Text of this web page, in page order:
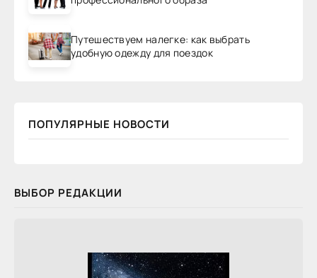
Путешествуем налегке: как выбрать
удобную одежду для поездок
ПОПУЛЯРНЫЕ НОВОСТИ
ВЫБОР РЕДАКЦИИ